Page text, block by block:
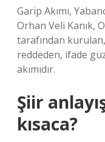
Garip Akımı,
Orhan Veli Kanık,
tarafından
reddeden, ifade
akımıdır.
Şiir
kısaca?